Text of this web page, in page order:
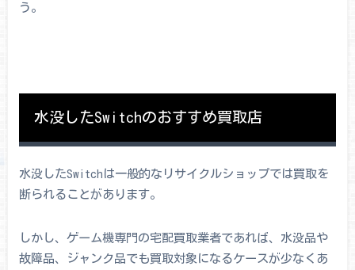
う。
水没したSwitchのおすすめ買取店
水没したSwitchは一般的なリサイクルショップでは買取を
断られることがあります。
しかし、ゲーム機専門の宅配買取業者であれば、水没品や
故障品、ジャンク品でも買取対象になるケースが少なくあ